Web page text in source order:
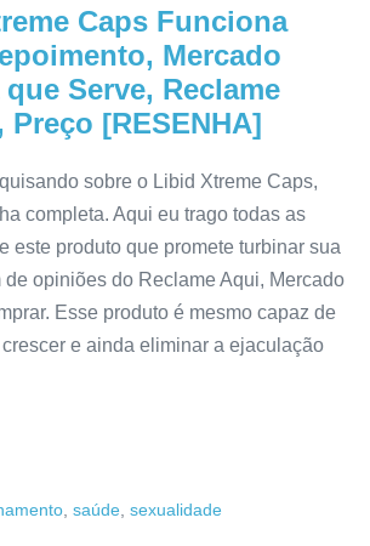
Caps Funciona
Mercado
Serve, Reclame
[RESENHA]
sobre o Libid Xtreme Caps,
completa. Aqui eu trago todas as
este produto que promete turbinar sua
opiniões do Reclame Aqui, Mercado
Esse produto é mesmo capaz de
e ainda eliminar a ejaculação
saúde sexualidade